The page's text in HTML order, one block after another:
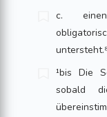
c.
¹bis Die
sobald